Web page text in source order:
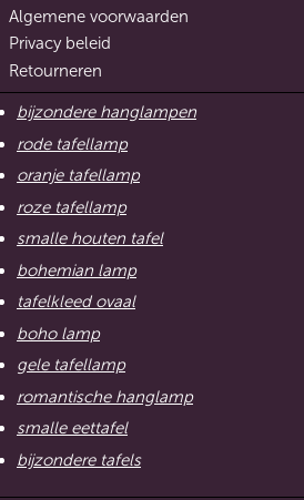
Algemene voorwaarden
Privacy beleid
Retourneren
bijzondere hanglampen
rode tafellamp
oranje tafellamp
roze tafellamp
smalle houten tafel
bohemian lamp
tafelkleed ovaal
boho lamp
gele tafellamp
romantische hanglamp
smalle eettafel
bijzondere tafels